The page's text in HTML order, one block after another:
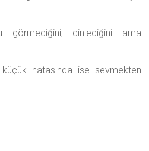
görmediğini, dinlediğini ama
hatasında ise sevmekten